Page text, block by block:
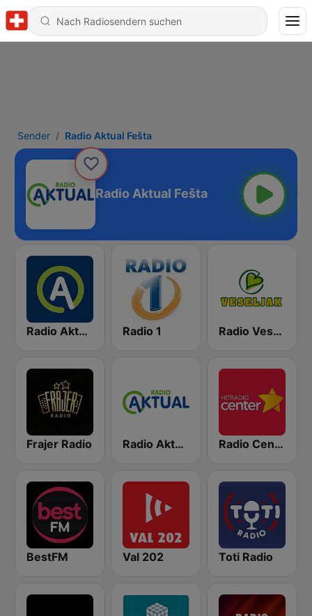
Sender Radio Aktual Fešta
Radio Aktual Fešta
Radio Aktual Radio 1 Radio Veseljak
Frajer Radio Radio Aktual Dalmacija Radio Center 103.7 FM
BestFM Val 202 Toti Radio